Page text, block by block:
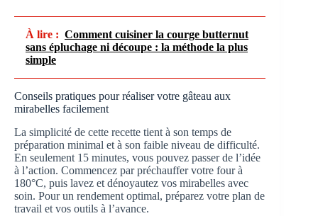
À lire : Comment cuisiner la courge butternut
sans épluchage ni découpe : la méthode la plus
simple
Conseils pratiques pour réaliser votre gâteau aux
mirabelles facilement
La simplicité de cette recette tient à son temps de
préparation minimal et à son faible niveau de difficulté.
En seulement 15 minutes, vous pouvez passer de l’idée
à l’action. Commencez par préchauffer votre four à
180°C, puis lavez et dénoyautez vos mirabelles avec
soin. Pour un rendement optimal, préparez votre plan de
travail et vos outils à l’avance.